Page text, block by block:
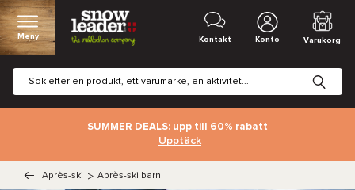
Meny Kontakt Konto Varukorg
SUMMER DEALS: upp till 60% rabatt
Upptäck
Après-ski > Après-ski barn